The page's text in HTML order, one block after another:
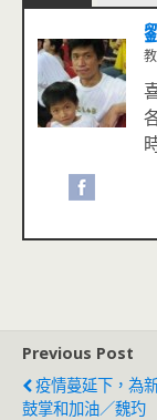
Previous Post
疫情蔓延下，為
鼓掌和加油／魏玓